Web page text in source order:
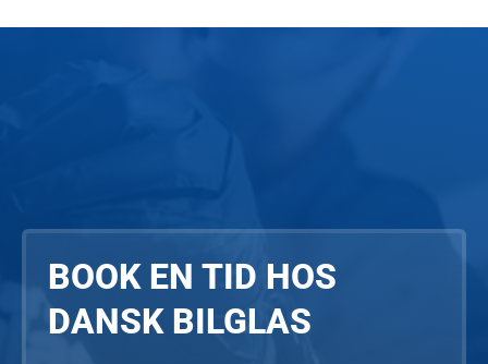
BOOK EN TID HOS
DANSK BILGLAS